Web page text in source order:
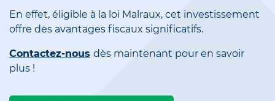
En effet, éligible à la loi Malraux, cet investissement
offre des avantages fiscaux significatifs.
Contactez-nous dès maintenant pour en savoir
plus !